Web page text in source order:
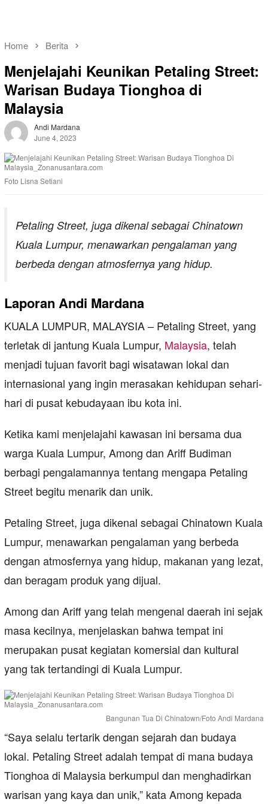
Home Berita
Menjelajahi Keunikan Petaling Street:
Warisan Budaya Tionghoa di
Malaysia
Andi Mardana
June 4, 2023
Foto Lisna Setiani
Petaling Street, juga dikenal sebagai Chinatown
Kuala Lumpur, menawarkan pengalaman yang
berbeda dengan atmosfernya yang hidup.
Laporan Andi Mardana
KUALA LUMPUR, MALAYSIA – Petaling Street, yang
terletak di jantung Kuala Lumpur, Malaysia, telah
menjadi tujuan favorit bagi wisatawan lokal dan
internasional yang ingin merasakan kehidupan sehari-
hari di pusat kebudayaan ibu kota ini.
Ketika kami menjelajahi kawasan ini bersama dua
warga Kuala Lumpur, Among dan Ariff Budiman
berbagi pengalamannya tentang mengapa Petaling
Street begitu menarik dan unik.
Petaling Street, juga dikenal sebagai Chinatown Kuala
Lumpur, menawarkan pengalaman yang berbeda
dengan atmosfernya yang hidup, makanan yang lezat,
dan beragam produk yang dijual.
Among dan Ariff yang telah mengenal daerah ini sejak
masa kecilnya, menjelaskan bahwa tempat ini
merupakan pusat kegiatan komersial dan kultural
yang tak tertandingi di Kuala Lumpur.
Bangunan Tua Di Chinatown/Foto Andi Mardana
“Saya selalu tertarik dengan sejarah dan budaya
lokal. Petaling Street adalah tempat di mana budaya
Tionghoa di Malaysia berkumpul dan menghadirkan
warisan yang kaya dan unik,” kata Among kepada